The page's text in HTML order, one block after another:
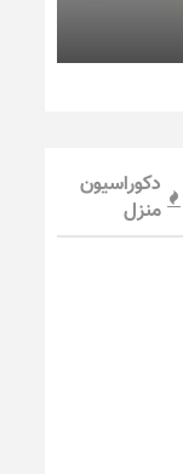
دکوراسیون
منزل